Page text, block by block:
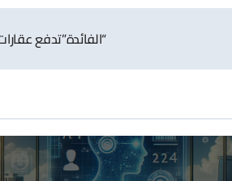
“الفائدة”تدفع